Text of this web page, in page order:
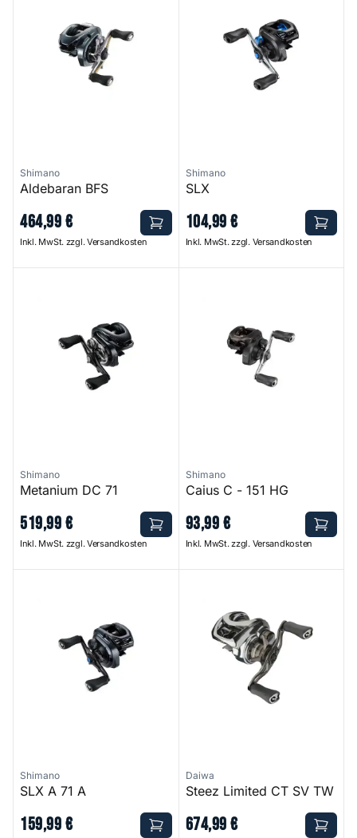
Shimano
Aldebaran BFS
464,99€
Inkl. MwSt. zzgl. Versandkosten
Shimano
SLX
104,99€
Inkl. MwSt. zzgl. Versandkosten
Shimano
Metanium DC 71
519,99€
Inkl. MwSt. zzgl. Versandkosten
Shimano
Caius C - 151 HG
93,99€
Inkl. MwSt. zzgl. Versandkosten
Shimano
SLX A 71 A
159,99€
Daiwa
Steez Limited CT SV TW
674,99€